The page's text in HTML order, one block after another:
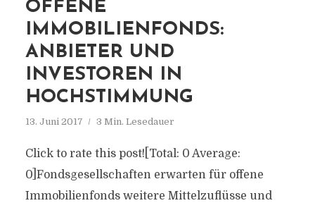
OFFENE
IMMOBILIENFONDS:
ANBIETER UND
INVESTOREN IN
HOCHSTIMMUNG
13. Juni 2017 3 Min. Lesedauer
Click to rate this post![Total: 0 Average:
0]Fondsgesellschaften erwarten für offene
Immobilienfonds weitere Mittelzuflüsse und